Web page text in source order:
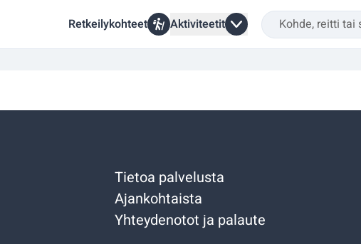
Retkeilykohteet Aktiviteetit
Tietoa palvelusta
Ajankohtaista
Yhteydenotot ja palaute